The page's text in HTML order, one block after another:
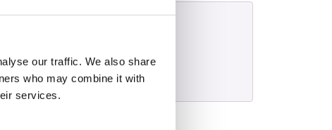
our traffic. We also share
who may combine it with
services.
Restorer